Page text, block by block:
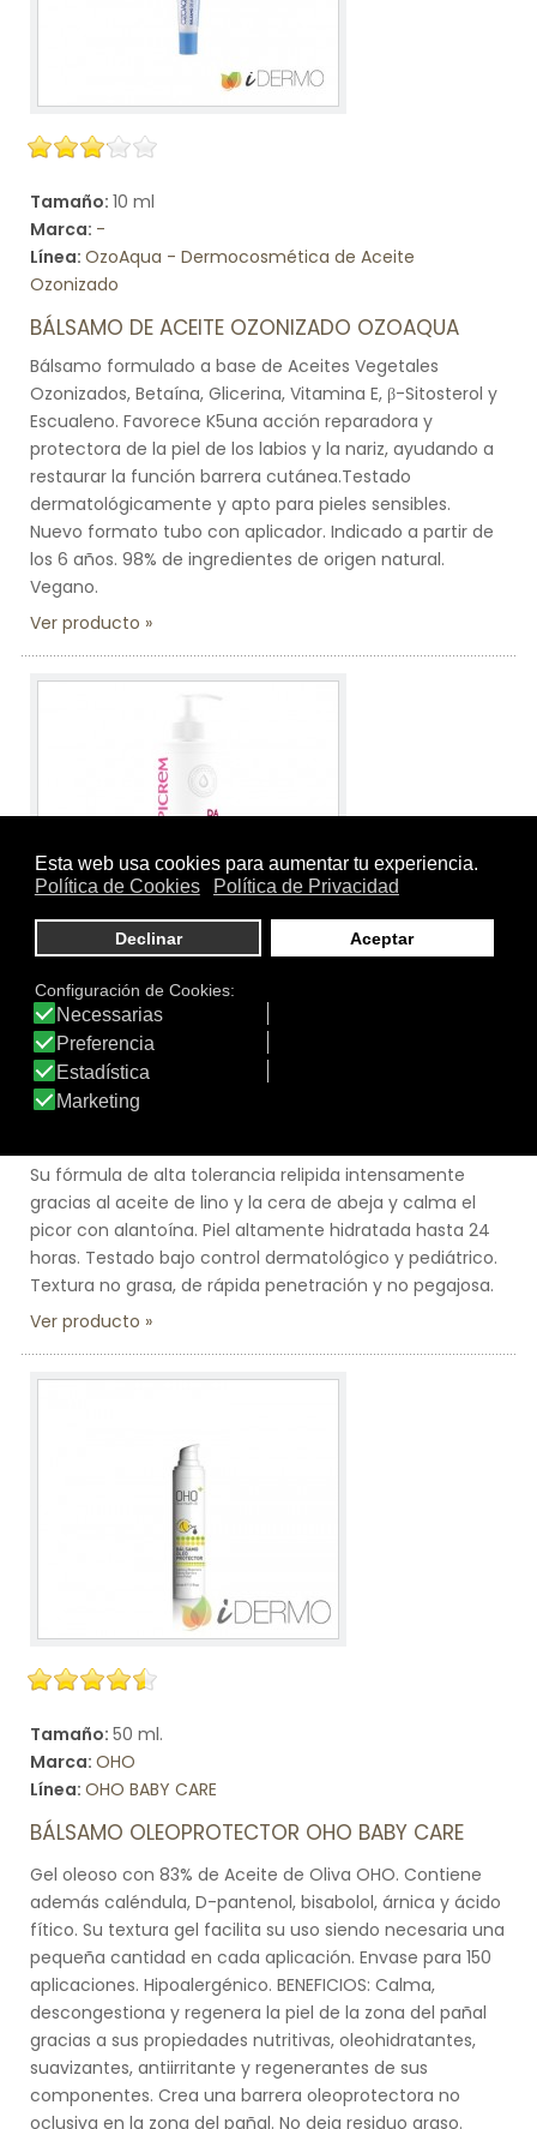
Tamaño: 10 ml
Marca: -
Línea: OzoAqua - Dermocosmética de Aceite
Ozonizado
BÁLSAMO DE ACEITE OZONIZADO OZOAQUA
Bálsamo formulado a base de Aceites Vegetales
Ozonizados, Betaína, Glicerina, Vitamina E, β-Sitosterol y
Escualeno. Favorece K5una acción reparadora y
protectora de la piel de los labios y la nariz, ayudando a
restaurar la función barrera cutánea.Testado
dermatológicamente y apto para pieles sensibles.
Nuevo formato tubo con aplicador. Indicado a partir de
los 6 años. 98% de ingredientes de origen natural.
Vegano.
Ver producto
Tamaño:200 ml.
Marca:Topicrem
Línea:DA
Su fórmula de alta tolerancia relipida intensamente
gracias al aceite de lino y la cera de abeja y calma el
picor con alantoína. Piel altamente hidratada hasta 24
horas. Testado bajo control dermatológico y pediátrico.
Textura no grasa, de rápida penetración y no pegajosa.
Ver producto
Tamaño: 50 ml.
Marca: OHO
Línea: OHO BABY CARE
BÁLSAMO OLEOPROTECTOR OHO BABY CARE
Gel oleoso con 83% de Aceite de Oliva OHO. Contiene
además caléndula, D-pantenol, bisabolol, árnica y ácido
fítico. Su textura gel facilita su uso siendo necesaria una
pequeña cantidad en cada aplicación. Envase para 150
aplicaciones. Hipoalergénico. BENEFICIOS: Calma,
descongestiona y regenera la piel de la zona del pañal
gracias a sus propiedades nutritivas, oleohidratantes,
suavizantes, antiirritante y regenerantes de sus
componentes. Crea una barrera oleoprotectora no
oclusiva en la zona del pañal. No deja residuo graso.